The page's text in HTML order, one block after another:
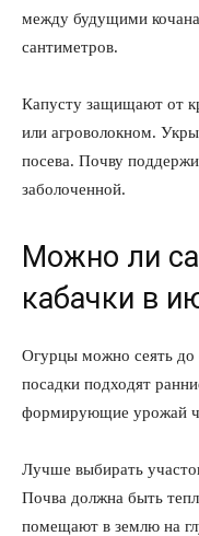
между будущими
сантиметров.
Капусту защищают от
или агроволокном.
посева. Почву
заболоченной.
Можно ли
кабачки в
Огурцы можно сеять
посадки подходят
формирующие урожай
Лучше выбирать
Почва должна быть
помещают в землю на